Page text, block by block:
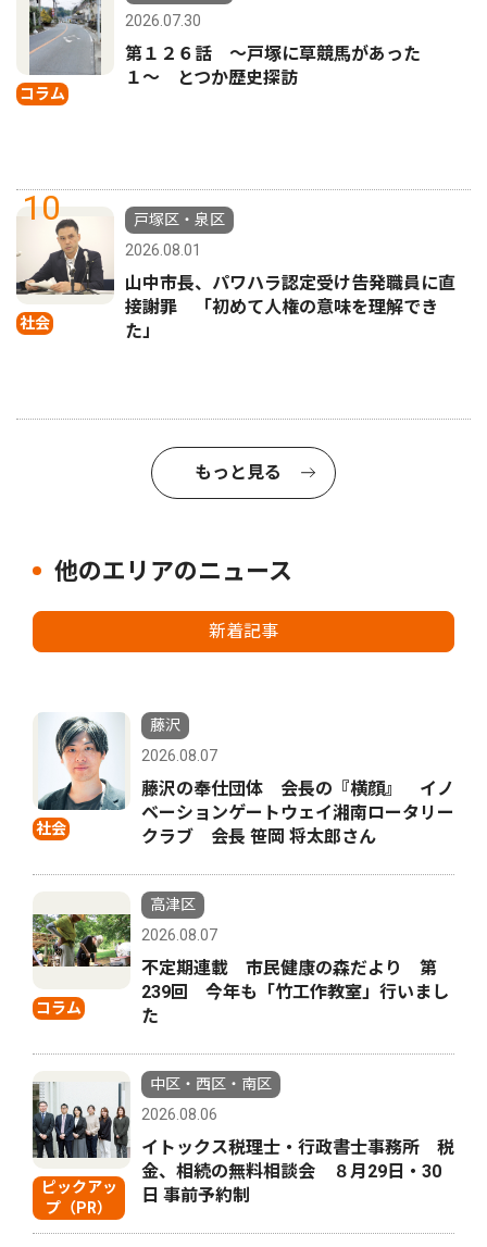
コラム
2026.07.30
第１２６話 〜戸塚に草競馬があった
１〜 とつか歴史探訪
10
社会
戸塚区・泉区
2026.08.01
山中市長、パワハラ認定受け告発職員に直
接謝罪 「初めて人権の意味を理解でき
た」
もっと見る
他のエリアのニュース
新着記事
社会
藤沢
2026.08.07
藤沢の奉仕団体 会長の『横顔』 イノ
ベーションゲートウェイ湘南ロータリー
クラブ 会長 笹岡 将太郎さん
コラム
高津区
2026.08.07
不定期連載 市民健康の森だより 第
239回 今年も「竹工作教室」行いまし
た
ピックアッ
プ（PR）
中区・西区・南区
2026.08.06
イトックス税理士・行政書士事務所 税
金、相続の無料相談会 ８月29日・30
日 事前予約制